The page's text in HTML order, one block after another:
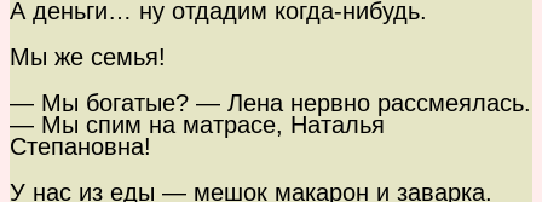
А деньги… ну отдадим когда-нибудь.
Мы же семья!
— Мы богатые? — Лена нервно рассмеялась.
— Мы спим на матрасе, Наталья
Степановна!
У нас из еды — мешок макарон и заварка.